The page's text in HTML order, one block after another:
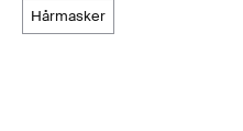
hårmasker